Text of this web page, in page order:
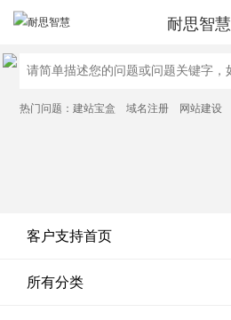
耐思智慧
热门问题：建站宝盒 域名注册 网站建设
客户支持首页
所有分类